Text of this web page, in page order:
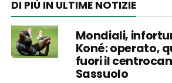
DI PIÙ IN ULTIME NOTIZIE
Mondiali,
Koné: operato,
fuori il
Sassuolo